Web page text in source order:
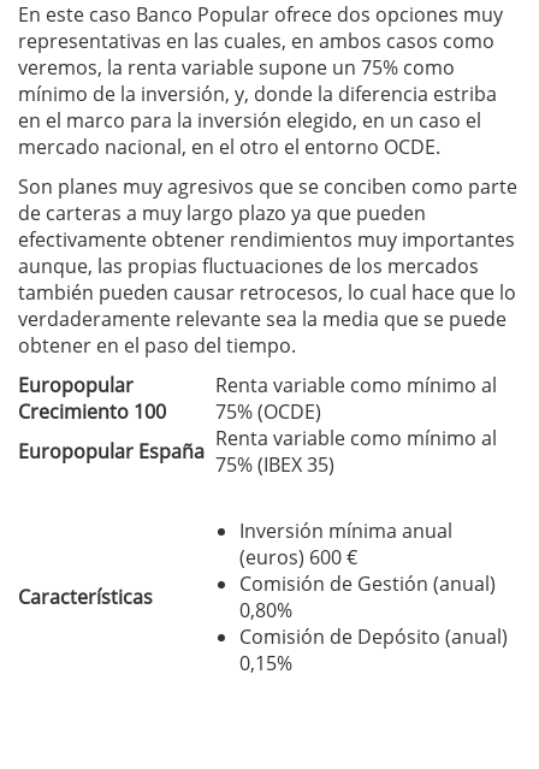
En este caso Banco Popular ofrece dos opciones muy
representativas en las cuales, en ambos casos como
veremos, la renta variable supone un 75% como
mínimo de la inversión, y, donde la diferencia estriba
en el marco para la inversión elegido, en un caso el
mercado nacional, en el otro el entorno OCDE.
Son planes muy agresivos que se conciben como parte
de carteras a muy largo plazo ya que pueden
efectivamente obtener rendimientos muy importantes
aunque, las propias fluctuaciones de los mercados
también pueden causar retrocesos, lo cual hace que lo
verdaderamente relevante sea la media que se puede
obtener en el paso del tiempo.
Europopular
Crecimiento 100
Renta variable como mínimo al
75% (OCDE)
Europopular España Renta variable como mínimo al
75% (IBEX 35)
Características
Inversión mínima anual
(euros) 600 €
Comisión de Gestión (anual)
0,80%
Comisión de Depósito (anual)
0,15%